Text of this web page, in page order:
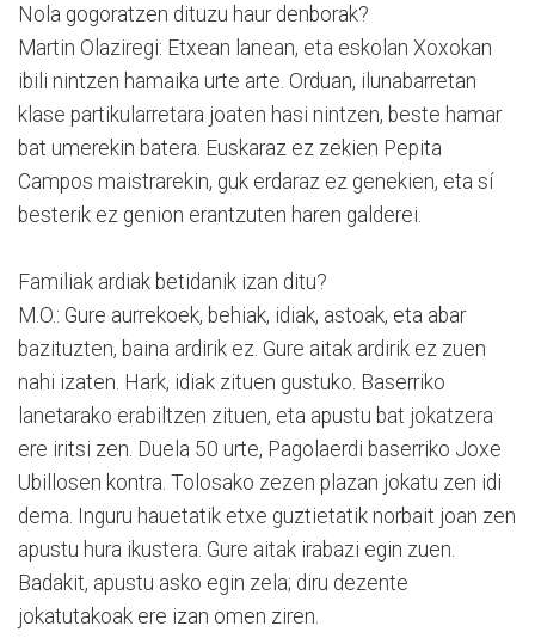
Nola gogoratzen dituzu haur denborak?
Martin Olaziregi: Etxean lanean, eta eskolan Xoxokan
ibili nintzen hamaika urte arte. Orduan, ilunabarretan
klase partikularretara joaten hasi nintzen, beste hamar
bat umerekin batera. Euskaraz ez zekien Pepita
Campos maistrarekin, guk erdaraz ez genekien, eta sí
besterik ez genion erantzuten haren galderei.
Familiak ardiak betidanik izan ditu?
M.O.: Gure aurrekoek, behiak, idiak, astoak, eta abar
bazituzten, baina ardirik ez. Gure aitak ardirik ez zuen
nahi izaten. Hark, idiak zituen gustuko. Baserriko
lanetarako erabiltzen zituen, eta apustu bat jokatzera
ere iritsi zen. Duela 50 urte, Pagolaerdi baserriko Joxe
Ubillosen kontra. Tolosako zezen plazan jokatu zen idi
dema. Inguru hauetatik etxe guztietatik norbait joan zen
apustu hura ikustera. Gure aitak irabazi egin zuen.
Badakit, apustu asko egin zela; diru dezente
jokatutakoak ere izan omen ziren.